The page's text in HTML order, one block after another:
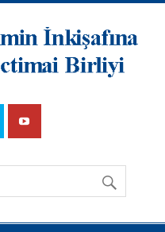
İnkişafına
Dətsək İctimai
Birliyi